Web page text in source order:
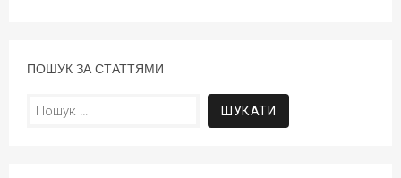
ПОШУК ЗА СТАТТЯМИ
Пошук: